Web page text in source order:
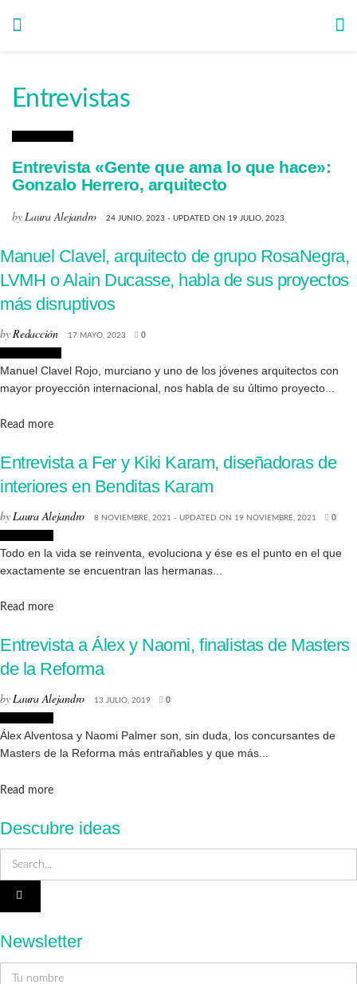
Entrevistas
Entrevista «Gente que ama lo que hace»:
Gonzalo Herrero, arquitecto
by Laura Alejandro 24 JUNIO, 2023 - UPDATED ON 19 JULIO, 2023
Manuel Clavel, arquitecto de grupo RosaNegra,
LVMH o Alain Ducasse, habla de sus proyectos
más disruptivos
by Redacción 17 MAYO, 2023 0
Manuel Clavel Rojo, murciano y uno de los jóvenes arquitectos con
mayor proyección internacional, nos habla de su último proyecto...
Read moreDetails
Entrevista a Fer y Kiki Karam, diseñadoras de
interiores en Benditas Karam
byLaura Alejandro 8 NOVIEMBRE, 2021 - UPDATED ON 19 NOVIEMBRE, 2021 0
Todo en la vida se reinventa, evoluciona y ése es el punto en el que
exactamente se encuentran las hermanas...
Read moreDetails
Entrevista a Álex y Naomi, finalistas de Masters
de la Reforma
byLaura Alejandro 13 JULIO, 2019 0
Álex Alventosa y Naomi Palmer son, sin duda, los concursantes de
Masters de la Reforma más entrañables y que más...
Read moreDetails
Descubre ideas
Newsletter